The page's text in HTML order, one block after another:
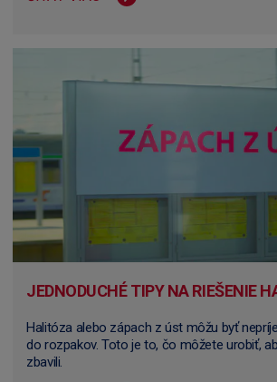
JEDNODUCHÉ TIPY NA RIEŠENIE
Halitóza alebo zápach z úst môžu byť
do rozpakov. Toto je to, čo môžete urobiť,
zbavili.